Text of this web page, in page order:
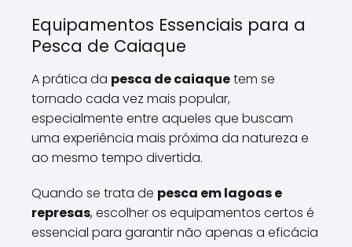
Equipamentos Essenciais para a
Pesca de Caiaque
A prática da pesca de caiaquetem se
tornado cada vez mais popular,
especialmente entre aqueles que buscam
uma experiência mais próxima da natureza e
ao mesmo tempo divertida.
Quando se trata de pesca em lagoas e
represas, escolher os equipamentos certos é
essencial para garantir não apenas a eficácia